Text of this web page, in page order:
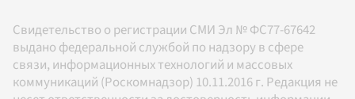
Свидетельство о регистрации СМИ Эл № ФС77-67642
выдано федеральной службой по надзору в сфере
связи, информационных технологий и массовых
коммуникаций (Роскомнадзор) 10.11.2016 г. Редакция не